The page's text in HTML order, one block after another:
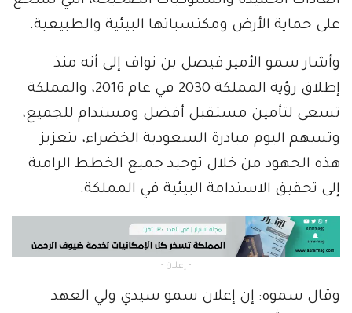
على حماية الأرض ومكتسباتها البيئية والطبيعية.
وأشار سمو الأمير فيصل بن نواف إلى أنه منذ
إطلاق رؤية المملكة 2030 في عام 2016، والمملكة
تسعى لتأمين مستقبل أفضل ومستدام للجميع،
وتسهم اليوم مبادرة السعودية الخضراء، بتعزيز
هذه الجهود من خلال توحيد جميع الخطط الرامية
إلى تحقيق الاستدامة البيئية في المملكة.
- إعلان -
وقال سموه: إن إعلان سمو سيدي ولي العهد